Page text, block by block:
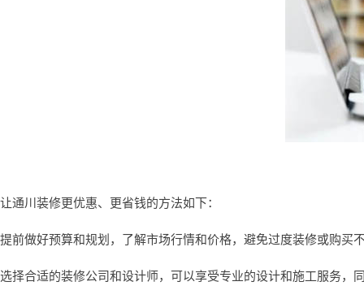
让通川装修更优惠、更省钱的方法如下：
提前做好预算和规划，了解市场行情和价格，避免过度装修或购买
选择合适的装修公司和设计师，可以享受专业的设计和施工服务，